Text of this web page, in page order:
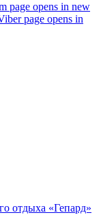
page opens in new
page opens in
отдыха «Гепард»